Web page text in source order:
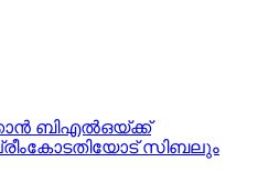
ബിഎല്‍ഒയ്ക്ക്
സിബലും